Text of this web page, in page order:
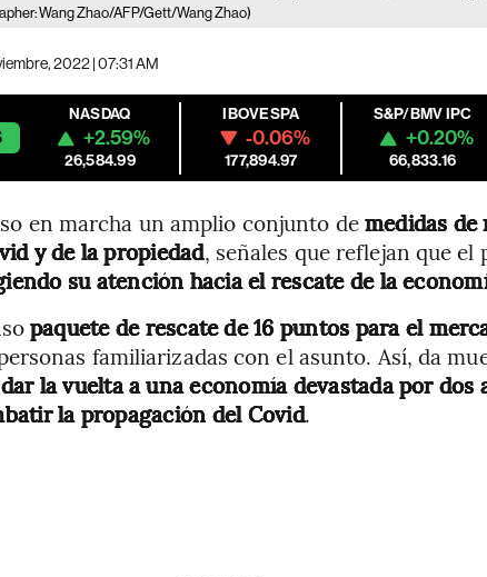
Wang Zhao/AFP/Gett/Wang Zhao)
2022 | 07:31 AM
NASDAQ
+2.59%
26,584.99
IBOVESPA
-0.06%
177,894.97
S&P/BMV IPC
+0.20%
66,833.16
en marcha un amplio conjunto demedidas de
y de la propiedad, señales que reflejan que el
su atención hacia el rescate de la
paquete de rescate de 16 puntos para el
familiarizadas con el asunto. Así, da
dar la vuelta a una economía devastada por dos
la propagación del Covid.